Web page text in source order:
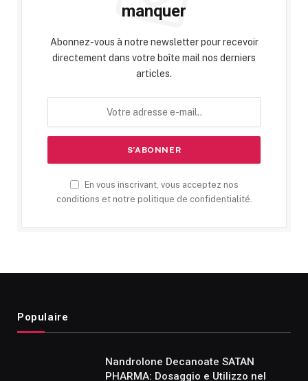
manquer
Abonnez-vous à notre newsletter pour recevoir
directement dans votre boîte mail nos derniers
articles.
En vous inscrivant, vous acceptez nos
conditions et notre politique de confidentialité.
Populaire
Nandrolone Decanoate SATAN
PHARMA: Dosaggio e Utilizzo nel